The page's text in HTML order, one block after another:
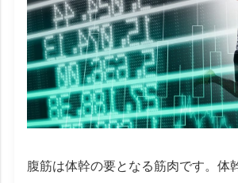
腹筋は体幹の要となる筋肉です。体